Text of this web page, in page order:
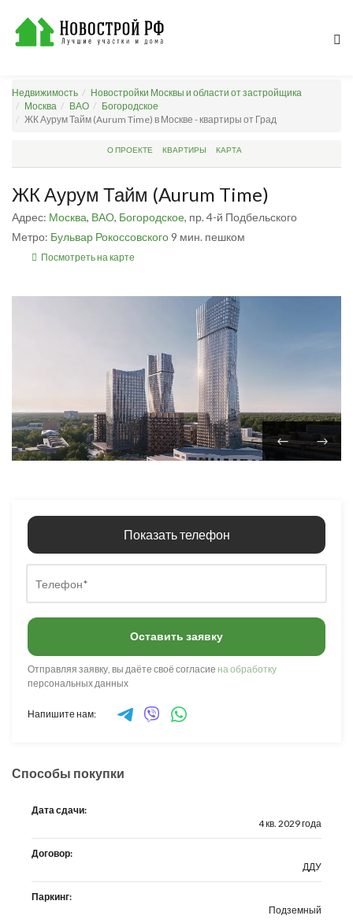
Недвижимость
Новостройки Москвы и области от застройщика
Москва
ВАО
Богородское
ЖК Аурум Тайм (Aurum Time) в Москве - квартиры от Град
О ПРОЕКТЕ КВАРТИРЫ КАРТА
ЖК Аурум Тайм (Aurum Time)
Адрес: Москва, ВАО, Богородское, пр. 4-й Подбельского
Метро: Бульвар Рокоссовского9 мин. пешком
Посмотреть на карте
Показать телефон
Оставить заявку
Отправляя заявку, вы даёте своё согласие на обработку
персональных данных
Напишите нам:
Способы покупки
Дата сдачи:
4 кв. 2029 года
Договор:
ДДУ
Паркинг:
Подземный